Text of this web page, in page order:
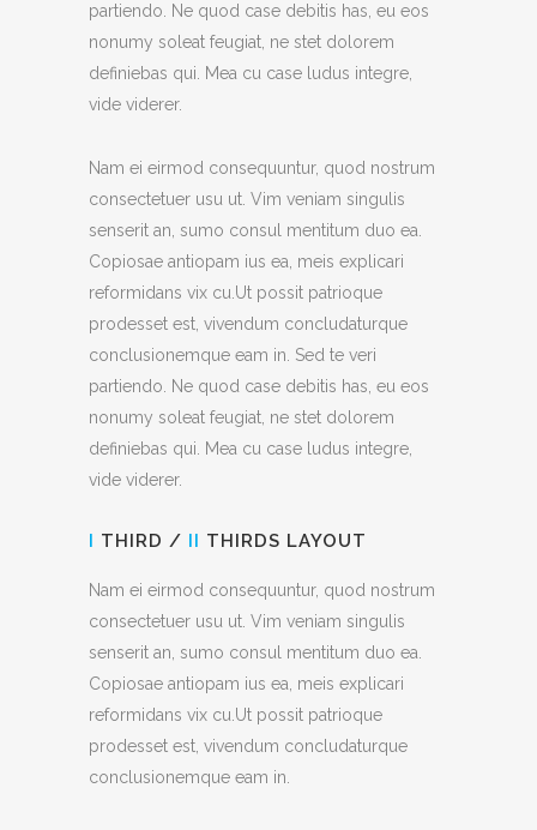
partiendo. Ne quod case debitis has, eu eos
nonumy soleat feugiat, ne stet dolorem
definiebas qui. Mea cu case ludus integre,
vide viderer.
Nam ei eirmod consequuntur, quod nostrum
consectetuer usu ut. Vim veniam singulis
senserit an, sumo consul mentitum duo ea.
Copiosae antiopam ius ea, meis explicari
reformidans vix cu.Ut possit patrioque
prodesset est, vivendum concludaturque
conclusionemque eam in. Sed te veri
partiendo. Ne quod case debitis has, eu eos
nonumy soleat feugiat, ne stet dolorem
definiebas qui. Mea cu case ludus integre,
vide viderer.
I THIRD / II THIRDS LAYOUT
Nam ei eirmod consequuntur, quod nostrum
consectetuer usu ut. Vim veniam singulis
senserit an, sumo consul mentitum duo ea.
Copiosae antiopam ius ea, meis explicari
reformidans vix cu.Ut possit patrioque
prodesset est, vivendum concludaturque
conclusionemque eam in.